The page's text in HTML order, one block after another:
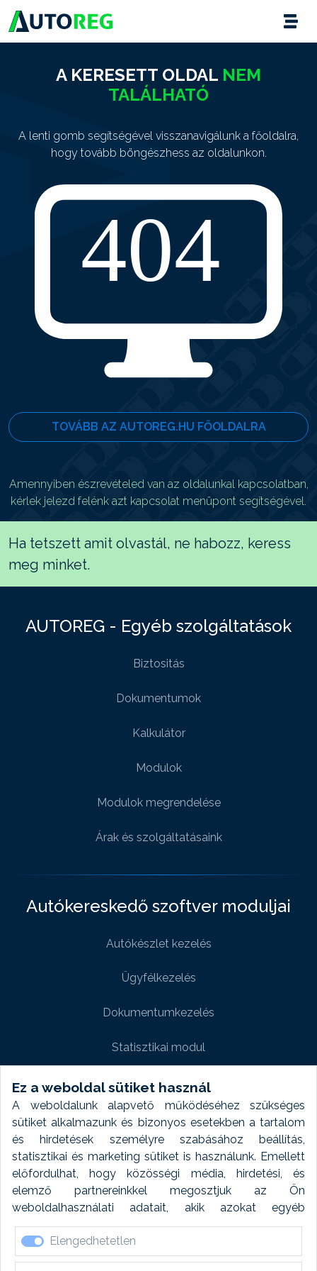
Ez a weboldal sütiket használ
A weboldalunk alapvető működéséhez szükséges
sütiket alkalmazunk és bizonyos esetekben a tartalom
és hirdetések személyre szabásához beállítás,
statisztikai és marketing sütiket is használunk. Emellett
előfordulhat, hogy közösségi média, hirdetési, és
elemző partnereinkkel megosztjuk az Ön
weboldalhasználati adatait, akik azokat egyéb
forrásokból gyűjtött adatokkal kombinálhatják. A sütik
elfogadásával kapcsolatosan naplózást végzünk és
ezen adatokat 6 hónap után automatikusan töröljük. A
Elengedhetetlen
A KERESETT OLDAL NEM
TALÁLHATÓ
A lenti gomb segítségével visszanavigálunk a főoldalra,
hogy tovább böngészhess az oldalunkon.
TOVÁBB AZ AUTOREG.HU FŐOLDALRA
Amennyiben észrevételed van az oldalunkal kapcsolatban,
kérlek jelezd felénk azt kapcsolat menüpont segítségével.
Ha tetszett amit olvastál, ne habozz, keress
meg minket.
AUTOREG - Egyéb szolgáltatások
Biztositás
Dokumentumok
Kalkulátor
Modulok
Modulok megrendelése
Árak és szolgáltatásaink
Autókereskedő szoftver moduljai
Autókészlet kezelés
Ügyfélkezelés
Dokumentumkezelés
Statisztikai modul
Weboldal modul
Fényképtár extra modul
Autómosó modul
Feladatütemezés